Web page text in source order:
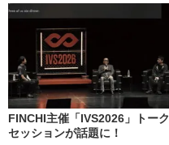
FINCHI主催「IVS2026」トーク
セッションが話題に！